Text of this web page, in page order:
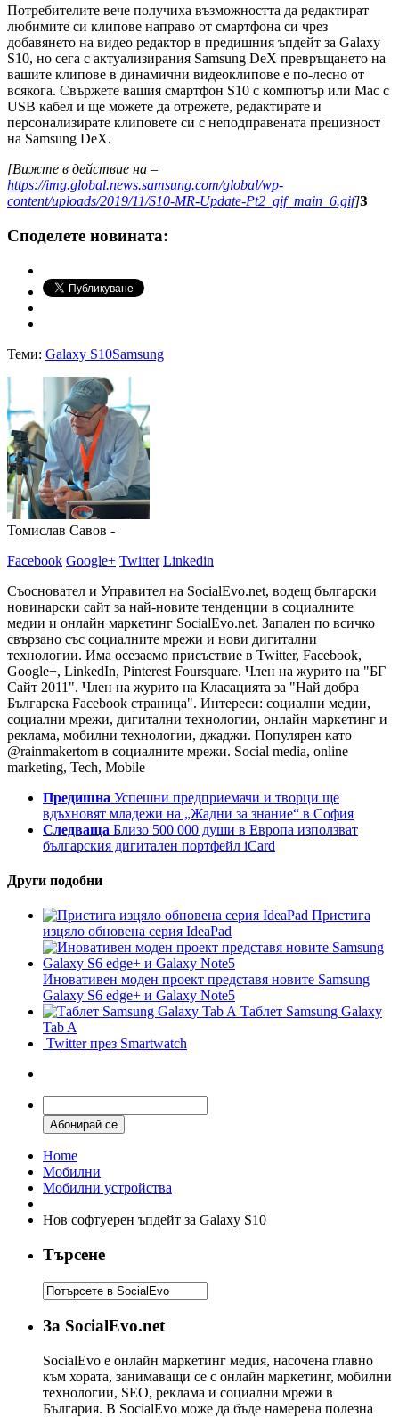
Потребителите вече получиха възможността да редактират
любимите си клипове направо от смартфона си чрез
добавянето на видео редактор в предишния ъпдейт за Galaxy
S10, но сега с актуализирания Samsung DeX превръщането на
вашите клипове в динамични видеоклипове е по-лесно от
всякога. Свържете вашия смартфон S10 с компютър или Mac с
USB кабел и ще можете да отрежете, редактирате и
персонализирате клиповете си с неподправената прецизност
на Samsung DeX.
[Вижте в действие на –
https://img.global.news.samsung.com/global/wp-
content/uploads/2019/11/S10-MR-Update-Pt2_gif_main_6.gif]З
Споделете новината:
Теми: Galaxy S10Samsung
Томислав Савов -
Facebook Google+ Twitter Linkedin
Съосновател и Управител на SocialEvo.net, водещ български
новинарски сайт за най-новите тенденции в социалните
медии и онлайн маркетинг SocialEvo.net. Запален по всичко
свързано със социалните мрежи и нови дигитални
технологии. Има осезаемо присъствие в Twitter, Facebook,
Google+, LinkedIn, Pinterest Foursquare. Член на журито на "БГ
Сайт 2011". Член на журито на Класацията за "Най добра
Българска Facebook страница". Интереси: социални медии,
социални мрежи, дигитални технологии, онлайн маркетинг и
реклама, мобилни технологии, джаджи. Популярен като
@rainmakertom в социалните мрежи. Social media, online
marketing, Tech, Mobile
Предишна Успешни предприемачи и творци ще
вдъхновят младежи на „Жадни за знание“ в София
Следваща Близо 500 000 души в Европа използват
българския дигитален портфейл iCard
Други подобни
Пристига
изцяло обновена серия IdeaPad
Иновативен моден проект представя новите Samsung
Galaxy S6 edge+ и Galaxy Note5
Таблет Samsung Galaxy
Tab A
Twitter през Smartwatch
Home
Мобилни
Мобилни устройства
Нов софтуерен ъпдейт за Galaxy S10
Търсене
За SocialEvo.net
SocialEvo е онлайн маркетинг медия, насочена главно
към хората, занимаващи се с онлайн маркетинг, мобилни
технологии, SEO, реклама и социални мрежи в
България. В SocialEvo може да бъде намерена полезна